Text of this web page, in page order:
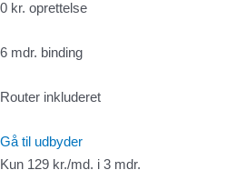
0 kr. oprettelse
6 mdr. binding
Router inkluderet
Gå til udbyder
Kun 129 kr./md. i 3 mdr.